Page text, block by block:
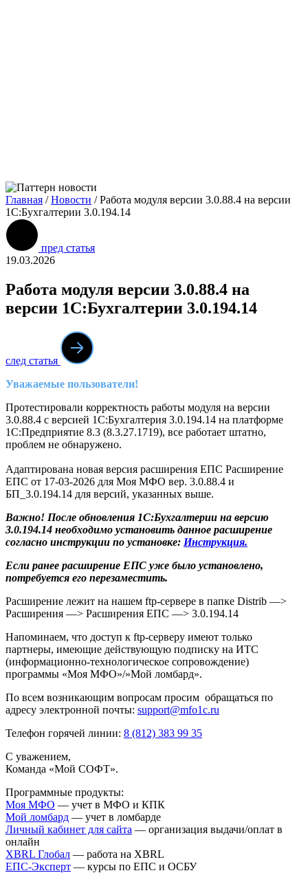
Главная /Новости /Работа модуля версии 3.0.88.4 на версии
1С:Бухгалтерии 3.0.194.14
пред статья
19.03.2026
Работа модуля версии 3.0.88.4 на
версии 1С:Бухгалтерии 3.0.194.14
след статья
Уважаемые пользователи!
Протестировали корректность работы модуля на версии
3.0.88.4 с версией 1С:Бухгалтерия 3.0.194.14 на платформе
1С:Предприятие 8.3 (8.3.27.1719), все работает штатно,
проблем не обнаружено.
Адаптирована новая версия расширения ЕПС Расширение
ЕПС от 17-03-2026 для Моя МФО вер. 3.0.88.4 и
БП_3.0.194.14 для версий, указанных выше.
Важно! После обновления 1С:Бухгалтерии на версию
3.0.194.14 необходимо установить данное расширение
согласно инструкции по установке: Инструкция.
Если ранее расширение ЕПС уже было установлено,
потребуется его перезаместить.
Расширение лежит на нашем ftp-сервере в папке Distrib —>
Расширения —> Расширения ЕПС —> 3.0.194.14
Напоминаем, что доступ к ftp-серверу имеют только
партнеры, имеющие действующую подписку на ИТС
(информационно-технологическое сопровождение)
программы «Моя МФО»/»Мой ломбард».
По всем возникающим вопросам просим обращаться по
адресу электронной почты: support@mfo1c.ru
Телефон горячей линии: 8 (812) 383 99 35
С уважением,
Команда «Мой СОФТ».
Программные продукты:
Моя МФО — учет в МФО и КПК
Мой ломбард — учет в ломбарде
Личный кабинет для сайта — организация выдачи/оплат в
онлайн
XBRL Глобал — работа на XBRL
ЕПС-Эксперт — курсы по ЕПС и ОСБУ